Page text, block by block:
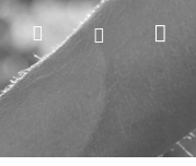
Hľadať Prihlásenie